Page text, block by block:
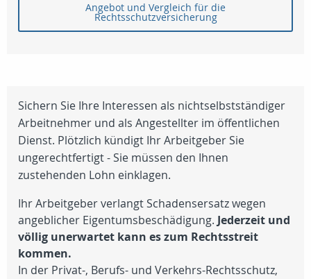
Angebot und Vergleich für die
Rechtsschutzversicherung
Sichern Sie Ihre Interessen als nichtselbstständiger
Arbeitnehmer und als Angestellter im öffentlichen
Dienst. Plötzlich kündigt Ihr Arbeitgeber Sie
ungerechtfertigt - Sie müssen den Ihnen
zustehenden Lohn einklagen.
Ihr Arbeitgeber verlangt Schadensersatz wegen
angeblicher Eigentumsbeschädigung.Jederzeit und
völlig unerwartet kann es zum Rechtsstreit
kommen.
In der Privat-, Berufs- und Verkehrs-Rechtsschutz,